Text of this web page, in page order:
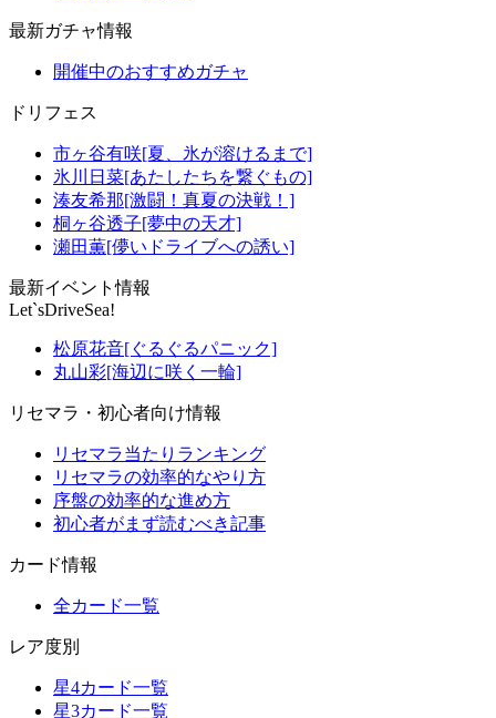
最新ガチャ情報
開催中のおすすめガチャ
ドリフェス
市ヶ谷有咲[夏、氷が溶けるまで]
氷川日菜[あたしたちを繋ぐもの]
湊友希那[激闘！真夏の決戦！]
桐ヶ谷透子[夢中の天才]
瀬田薫[儚いドライブへの誘い]
最新イベント情報
Let`sDriveSea!
松原花音[ぐるぐるパニック]
丸山彩[海辺に咲く一輪]
リセマラ・初心者向け情報
リセマラ当たりランキング
リセマラの効率的なやり方
序盤の効率的な進め方
初心者がまず読むべき記事
カード情報
全カード一覧
レア度別
星4カード一覧
星3カード一覧